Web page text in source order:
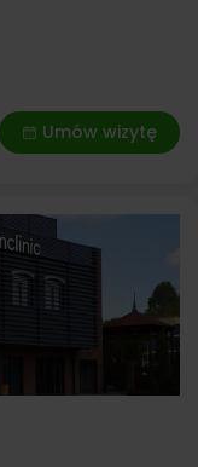
Umów wizytę